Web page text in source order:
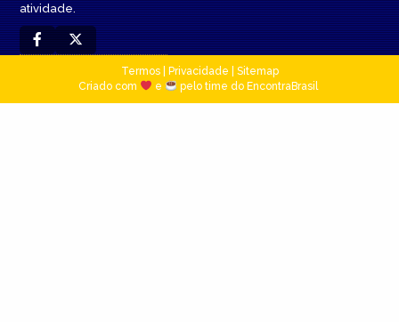
atividade.
Termos| Privacidade
Sitemap
Criado com
e pelo time do EncontraBrasil